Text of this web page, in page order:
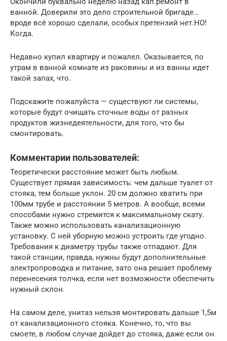
ванной. Доверили это дело строительной бригаде…
вроде всё хорошо сделали, особых претензий нет.НО!
Когда.
Недавно купил квартиру и пожалел. Оказывается, по
утрам в ванной комнате из раковины и из ванны идет
такой запах, что.
Подскажите пожалуйста — существуют ли системы,
которые будут очищать сточные воды от разных
продуктов жизнедеятельности, для того, что бы
смонтировать.
Комментарии пользователей:
Теоретически расстояние может быть любым.
Существует прямая зависимость: чем дальше туалет от
стояка, тем больше уклон. 20 см должно хватить при
100мм трубе и расстоянии 5 метров. А вообще, всеми
способами нужно стремится к максимальному скату.
Также можно использовать канализационную
установку. С ней уборную можно устроить где угодно.
Требования к диаметру трубы также отпадают. Для
такой станции, правда, нужны будут дополнительные
электропроводка и питание, зато она решает проблему
перенесения толчка, если нет возможности обеспечить
нужный склон.
На самом деле, унитаз нельзя монтировать дальше 1,5м
от канализационного стояка. Конечно, то, что вы
смоете, в любом случае дойдет до стояка, даже если он